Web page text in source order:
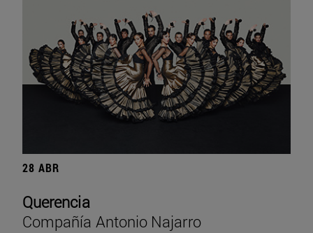
28 ABR
Querencia
Compañía Antonio Najarro